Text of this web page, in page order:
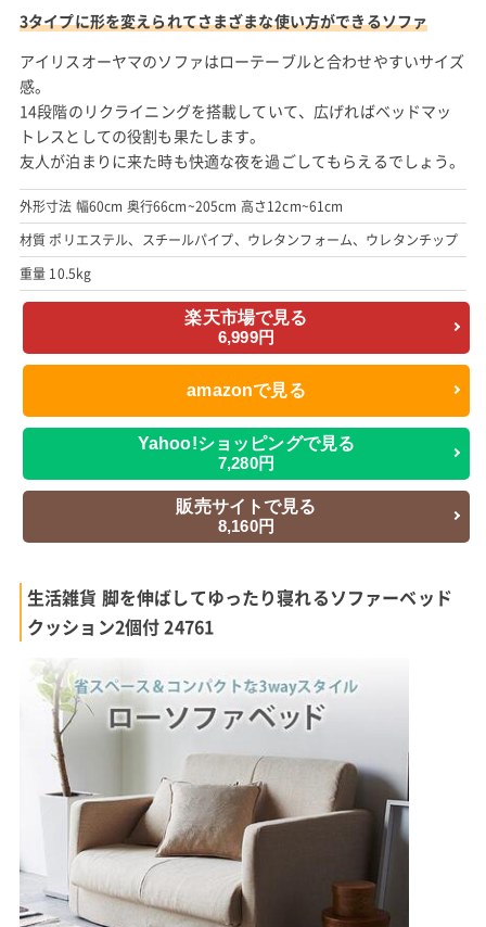
3タイプに形を変えられてさまざまな使い方ができるソファ
アイリスオーヤマのソファはローテーブルと合わせやすいサイズ
感。
14段階のリクライニングを搭載していて、広げればベッドマッ
トレスとしての役割も果たします。
友人が泊まりに来た時も快適な夜を過ごしてもらえるでしょう。
外形寸法 幅60cm 奥行66cm~205cm 高さ12cm~61cm
材質 ポリエステル、スチールパイプ、ウレタンフォーム、ウレタンチップ
重量 10.5kg
楽天市場で見る
6,999円
amazonで見る
Yahoo!ショッピングで見る
7,280円
販売サイトで見る
8,160円
生活雑貨 脚を伸ばしてゆったり寝れるソファーベッド
クッション2個付 24761